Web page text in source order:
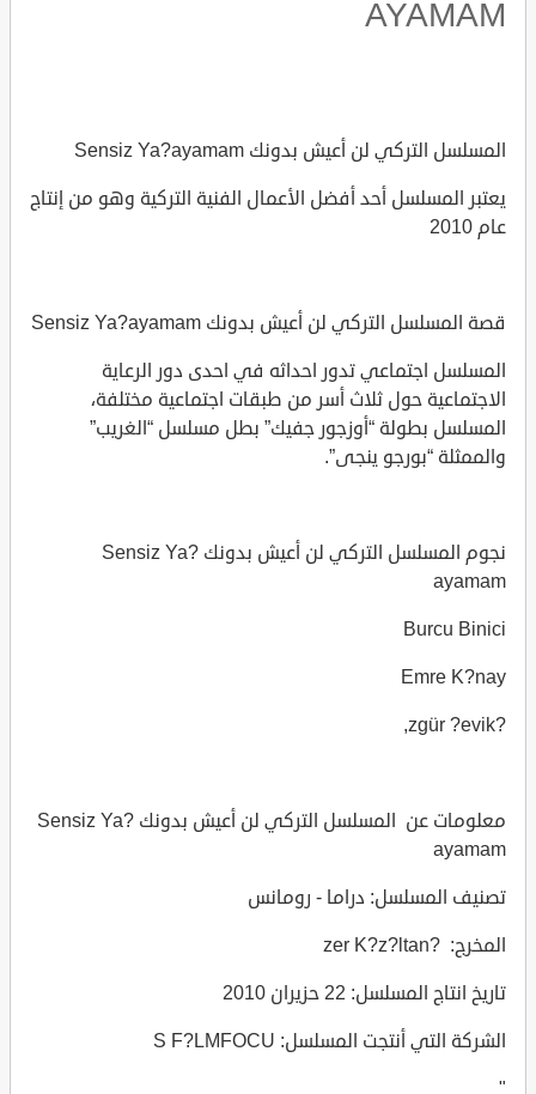
AYAMAM
المسلسل التركي لن أعيش بدونك Sensiz Ya?ayamam
يعتبر المسلسل أحد أفضل الأعمال الفنية التركية وهو من إنتاج
عام 2010
قصة المسلسل التركي لن أعيش بدونك Sensiz Ya?ayamam
المسلسل اجتماعي تدور احداثه في احدى دور الرعاية
الاجتماعية حول ثلاث أسر من طبقات اجتماعية مختلفة،
المسلسل بطولة “أوزجور جفيك” بطل مسلسل “الغريب”
والممثلة “بورجو ينجى”.
نجوم المسلسل التركي لن أعيش بدونك Sensiz Ya?
ayamam
Burcu Binici
Emre K?nay
?zgür ?evik,
معلومات عن المسلسل التركي لن أعيش بدونك Sensiz Ya?
ayamam
تصنيف المسلسل: دراما - رومانس
المخرج: ?zer K?z?ltan
تاريخ انتاج المسلسل: 22 حزيران 2010
الشركة التي أنتجت المسلسل: FOCU
S F?LM